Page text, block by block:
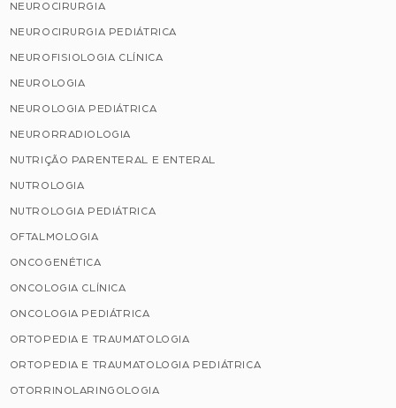
NEUROCIRURGIA
NEUROCIRURGIA PEDIÁTRICA
NEUROFISIOLOGIA CLÍNICA
NEUROLOGIA
NEUROLOGIA PEDIÁTRICA
NEURORRADIOLOGIA
NUTRIÇÃO PARENTERAL E ENTERAL
NUTROLOGIA
NUTROLOGIA PEDIÁTRICA
OFTALMOLOGIA
ONCOGENÉTICA
ONCOLOGIA CLÍNICA
ONCOLOGIA PEDIÁTRICA
ORTOPEDIA E TRAUMATOLOGIA
ORTOPEDIA E TRAUMATOLOGIA PEDIÁTRICA
OTORRINOLARINGOLOGIA